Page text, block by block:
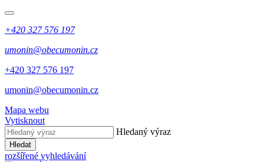
+420 327 576 197
umonin@obecumonin.cz
+420 327 576 197
umonin@obecumonin.cz
Mapa webu
Vytisknout
Hledaný výraz
Hledat
rozšířené vyhledávání